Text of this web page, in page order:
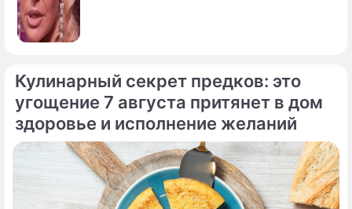
Кулинарный секрет предков: это
угощение 7 августа притянет в дом
здоровье и исполнение желаний